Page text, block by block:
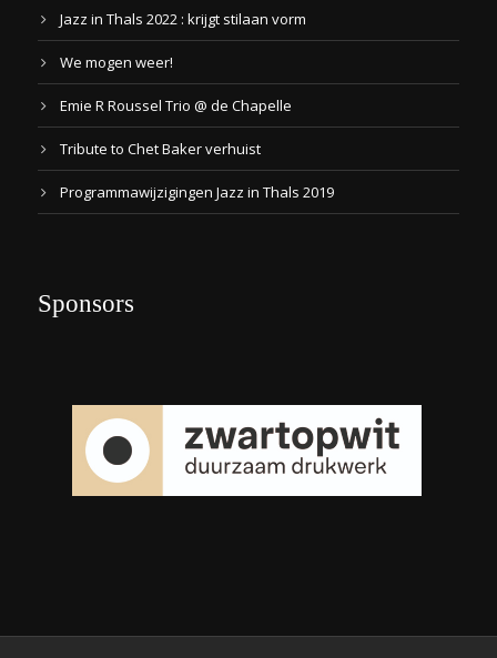
Jazz in Thals 2022 : krijgt stilaan vorm
We mogen weer!
Emie R Roussel Trio @ de Chapelle
Tribute to Chet Baker verhuist
Programmawijzigingen Jazz in Thals 2019
Sponsors